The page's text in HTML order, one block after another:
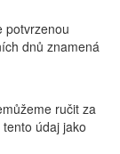
potvrzenou
dnů znamená
ručit za
údaj jako